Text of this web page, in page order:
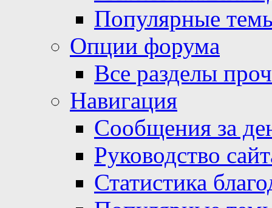
Популярные
Опции форума
Все разделы
Навигация
Сообщения за
Руководство
Статистика